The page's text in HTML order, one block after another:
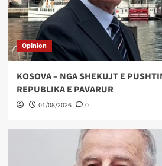
Opinion
KOSOVA – NGA SHEKUJT E
REPUBLIKA E PAVARUR
01/08/2026 0